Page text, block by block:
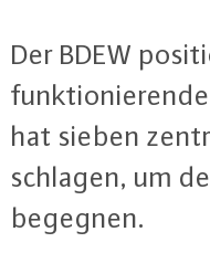
Der BDEW
hat sieben
schla­gen, um
begegnen.